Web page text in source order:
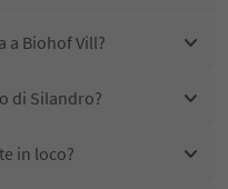
a Biohof Vill?
di Silandro?
in loco?